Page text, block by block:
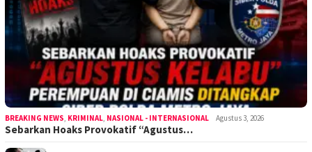
BREAKING NEWS, KRIMINAL, NASIONAL - INTERNASIONAL Agustus 3, 2026
Sebarkan Hoaks Provokatif “Agustus…